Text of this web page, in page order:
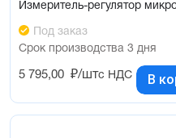
Измеритель-регулятор
Под заказ
Срок производства 3 дня
5 795,00 ₽/штс НДС В